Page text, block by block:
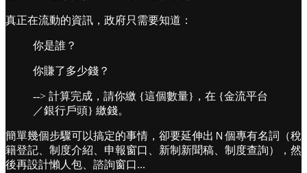
真正在流動的資訊，政府只需要知道：
你是誰？
你賺了多少錢？
--> 計算完成，請你繳 {這個數量}，在 {金流平台
／銀行戶頭} 繳錢。
簡單幾個步驟可以搞定的事情，卻要延伸出Ｎ個專有名詞（稅
籍登記、制度介紹、申報窗口、新制新聞稿、制度查詢），然
後再設計懶人包、諮詢窗口...